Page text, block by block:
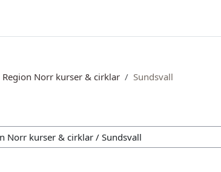
Region Norr kurser & cirklar Sundsvall